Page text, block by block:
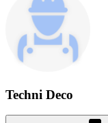
Techni Deco